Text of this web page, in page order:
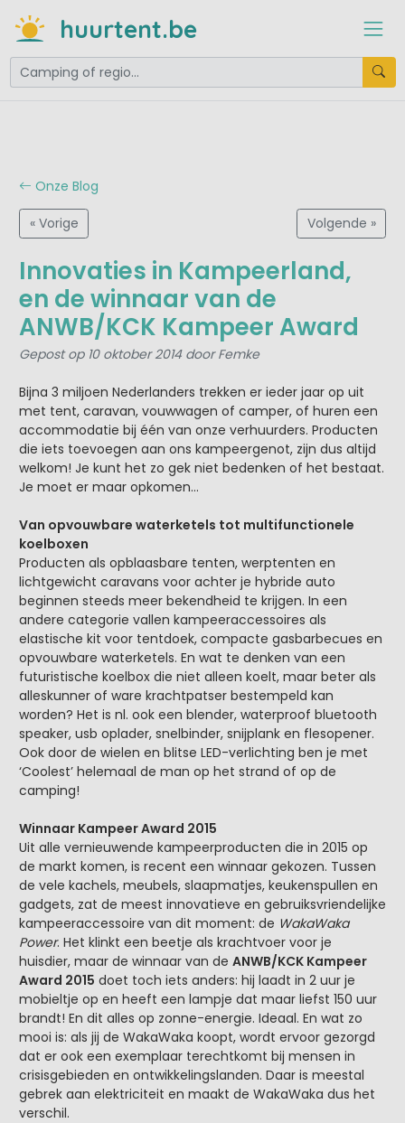
huurtent.be
Onze Blog
« Vorige Volgende »
Innovaties in Kampeerland,
en de winnaar van de
ANWB/KCK Kampeer Award
Gepost op 10 oktober 2014 door Femke
Bijna 3 miljoen Nederlanders trekken er ieder jaar op uit
met tent, caravan, vouwwagen of camper, of huren een
accommodatie bij één van onze verhuurders. Producten
die iets toevoegen aan ons kampeergenot, zijn dus altijd
welkom! Je kunt het zo gek niet bedenken of het bestaat.
Je moet er maar opkomen…
Van opvouwbare waterketels tot multifunctionele
koelboxen
Producten als opblaasbare tenten, werptenten en
lichtgewicht caravans voor achter je hybride auto
beginnen steeds meer bekendheid te krijgen. In een
andere categorie vallen kampeeraccessoires als
elastische kit voor tentdoek, compacte gasbarbecues en
opvouwbare waterketels. En wat te denken van een
futuristische koelbox die niet alleen koelt, maar beter als
alleskunner of ware krachtpatser bestempeld kan
worden? Het is nl. ook een blender, waterproof bluetooth
speaker, usb oplader, snelbinder, snijplank en flesopener.
Ook door de wielen en blitse LED-verlichting ben je met
‘Coolest’ helemaal de man op het strand of op de
camping!
Winnaar Kampeer Award 2015
Uit alle vernieuwende kampeerproducten die in 2015 op
de markt komen, is recent een winnaar gekozen. Tussen
de vele kachels, meubels, slaapmatjes, keukenspullen en
gadgets, zat de meest innovatieve en gebruiksvriendelijke
kampeeraccessoire van dit moment: de WakaWaka
Power. Het klinkt een beetje als krachtvoer voor je
huisdier, maar de winnaar van de ANWB/KCK Kampeer
Award 2015 doet toch iets anders: hij laadt in 2 uur je
mobieltje op en heeft een lampje dat maar liefst 150 uur
brandt! En dit alles op zonne-energie. Ideaal. En wat zo
mooi is: als jij de WakaWaka koopt, wordt ervoor gezorgd
dat er ook een exemplaar terechtkomt bij mensen in
crisisgebieden en ontwikkelingslanden. Daar is meestal
gebrek aan elektriciteit en maakt de WakaWaka dus het
verschil.